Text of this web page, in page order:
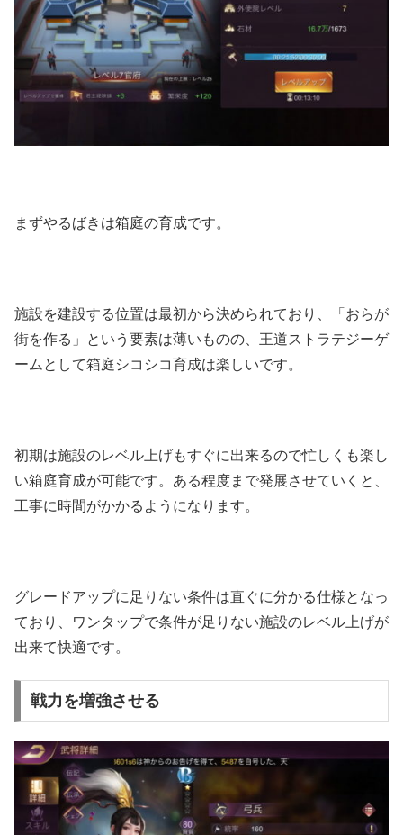
まずやるばきは箱庭の育成です。
施設を建設する位置は最初から決められており、「おらが
街を作る」という要素は薄いものの、王道ストラテジーゲ
ームとして箱庭シコシコ育成は楽しいです。
初期は施設のレベル上げもすぐに出来るので忙しくも楽し
い箱庭育成が可能です。ある程度まで発展させていくと、
工事に時間がかかるようになります。
グレードアップに足りない条件は直ぐに分かる仕様となっ
ており、ワンタップで条件が足りない施設のレベル上げが
出来て快適です。
戦力を増強させる